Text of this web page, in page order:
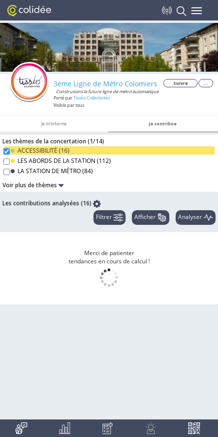
Toggle
3ème Ligne de Métro Colomiers
Construisons la future ligne de métro automatique
Porté parTisséo Collectivités
Visible par tous
Suivre ...
Je m'informe Je contribue
Les thèmes de la concertation (1/14)
ACCESSIBILITÉ (16)
LES ABORDS DE LA STATION (112)
LA STATION DE MÉTRO (84)
Voir plus de thèmes
Les contributions analysées (16)
Filtrer
Afficher Analyser
Merci de patienter
tendances en cours de calcul !